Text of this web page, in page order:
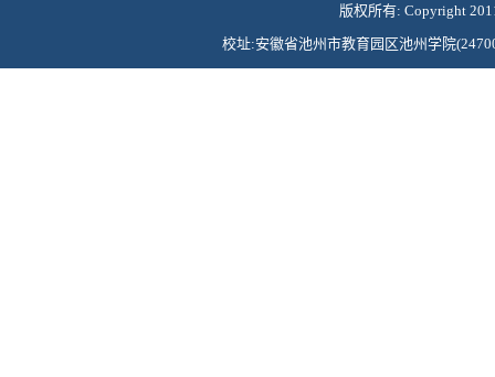
版权所有: Copyright
校址:安徽省池州市教育园区池州学院